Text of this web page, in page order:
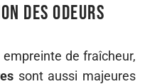
des odeurs
de fraîcheur,
sont aussi majeures